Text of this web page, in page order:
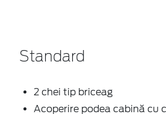
Standard
2 chei tip briceag
Acoperire podea cabină cu